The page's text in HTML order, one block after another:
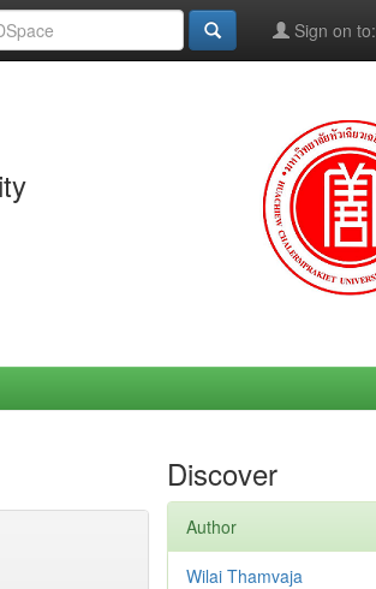
Sign on to:
Discover
Author
Wilai Thamvaja